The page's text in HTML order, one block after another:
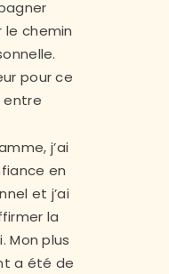
le chemin
pour ce
entre
j’ai
en
et j’ai
la
Mon plus
a été de